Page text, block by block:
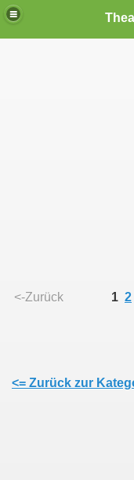
<-Zurück 1 2
<= Zurück zur